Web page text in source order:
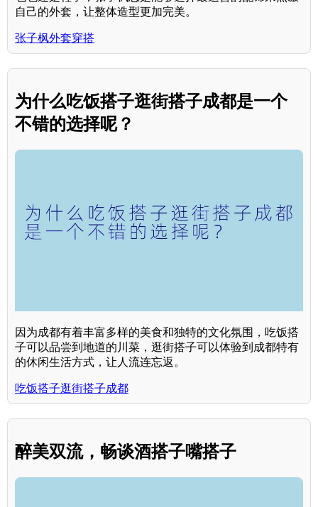
自己的外套，让整体造型更加完美。
张子枫外套穿搭
为什么吃饭搭子逛街搭子成都是一个
不错的选择呢？
因为成都有着丰富多样的美食和独特的文化氛围，吃饭搭
子可以品尝到地道的川菜，逛街搭子可以体验到成都特有
的休闲生活方式，让人流连忘返。
吃饭搭子逛街搭子成都
醉美双流，畅谈酒搭子嘴搭子